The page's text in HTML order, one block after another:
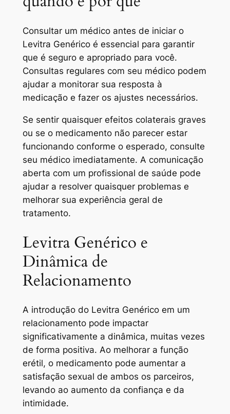
Consultar um médico antes de iniciar o
Levitra Genérico é essencial para garantir
que é seguro e apropriado para você.
Consultas regulares com seu médico podem
ajudar a monitorar sua resposta à
medicação e fazer os ajustes necessários.
Se sentir quaisquer efeitos colaterais graves
ou se o medicamento não parecer estar
funcionando conforme o esperado, consulte
seu médico imediatamente. A comunicação
aberta com um profissional de saúde pode
ajudar a resolver quaisquer problemas e
melhorar sua experiência geral de
tratamento.
Levitra Genérico e
Dinâmica de
Relacionamento
A introdução do Levitra Genérico em um
relacionamento pode impactar
significativamente a dinâmica, muitas vezes
de forma positiva. Ao melhorar a função
erétil, o medicamento pode aumentar a
satisfação sexual de ambos os parceiros,
levando ao aumento da confiança e da
intimidade.